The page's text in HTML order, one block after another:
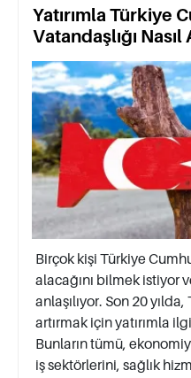
Yatırımla Türkiye
Vatandaşlığı Nasıl
Birçok kişi Türkiye
alacağını bilmek istiyor
anlaşılıyor. Son 20
artırmak için yatırımla
Bunların tümü,
iş sektörlerini, sağlık